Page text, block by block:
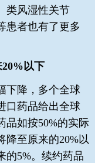
类风湿性关节
患者也有了更多
以下
降，多个全球
口药品给出全球
品如按50%的实际
降至原来的20%以
的5%。续约药品